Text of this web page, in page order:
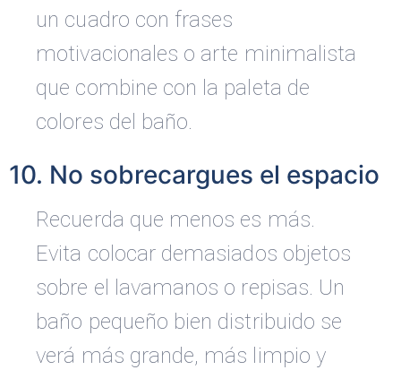
un cuadro con frases
motivacionales o arte minimalista
que combine con la paleta de
colores del baño.
10. No sobrecargues el espacio
Recuerda que menos es más.
Evita colocar demasiados objetos
sobre el lavamanos o repisas. Un
baño pequeño bien distribuido se
verá más grande, más limpio y